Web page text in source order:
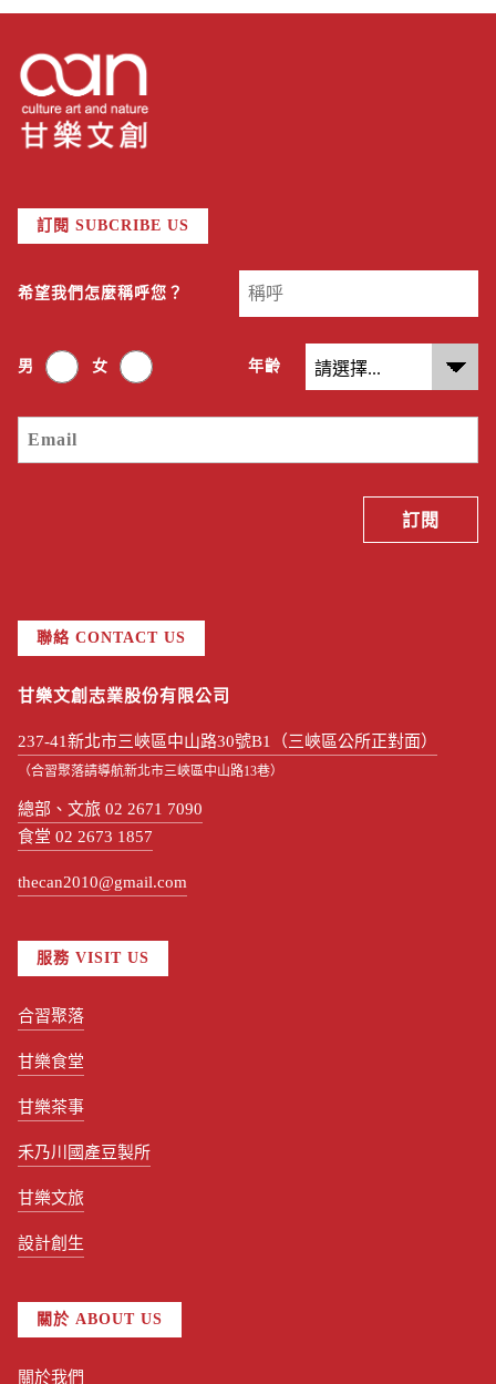
訂閱 SUBCRIBE US
希望我們怎麼稱呼您？
男 女 年齡
聯絡 CONTACT US
甘樂文創志業股份有限公司
237-41新北市三峽區中山路30號B1（三峽區公所正對面）
（合習聚落請導航新北市三峽區中山路13巷）
總部、文旅 02 2671 7090
食堂 02 2673 1857
thecan2010@gmail.com
服務 VISIT US
合習聚落
甘樂食堂
甘樂茶事
禾乃川國產豆製所
甘樂文旅
設計創生
關於 ABOUT US
關於我們